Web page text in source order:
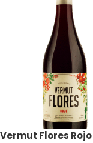
Vermut Flores Rojo